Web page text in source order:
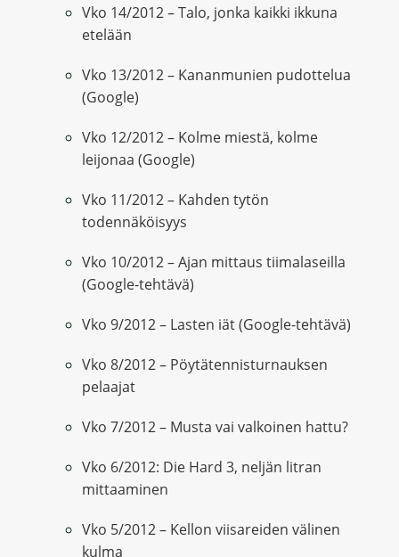
Vko 14/2012 – Talo, jonka kaikki ikkuna
etelään
Vko 13/2012 – Kananmunien pudottelua
(Google)
Vko 12/2012 – Kolme miestä, kolme
leijonaa (Google)
Vko 11/2012 – Kahden tytön
todennäköisyys
Vko 10/2012 – Ajan mittaus tiimalaseilla
(Google-tehtävä)
Vko 9/2012 – Lasten iät (Google-tehtävä)
Vko 8/2012 – Pöytätennisturnauksen
pelaajat
Vko 7/2012 – Musta vai valkoinen hattu?
Vko 6/2012: Die Hard 3, neljän litran
mittaaminen
Vko 5/2012 – Kellon viisareiden välinen
kulma